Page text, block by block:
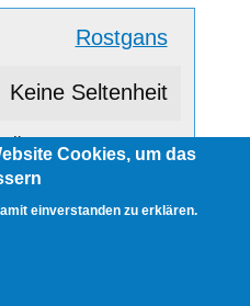
Rostgans
Keine Seltenheit
Cookies, um das
einverstanden zu erklären.